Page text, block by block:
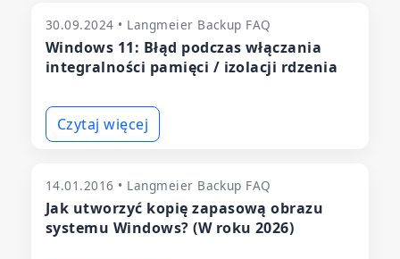
30.09.2024 • Langmeier Backup FAQ
Windows 11: Błąd podczas włączania
integralności pamięci / izolacji rdzenia
Czytaj więcej
14.01.2016 • Langmeier Backup FAQ
Jak utworzyć kopię zapasową obrazu
systemu Windows? (W roku 2026)